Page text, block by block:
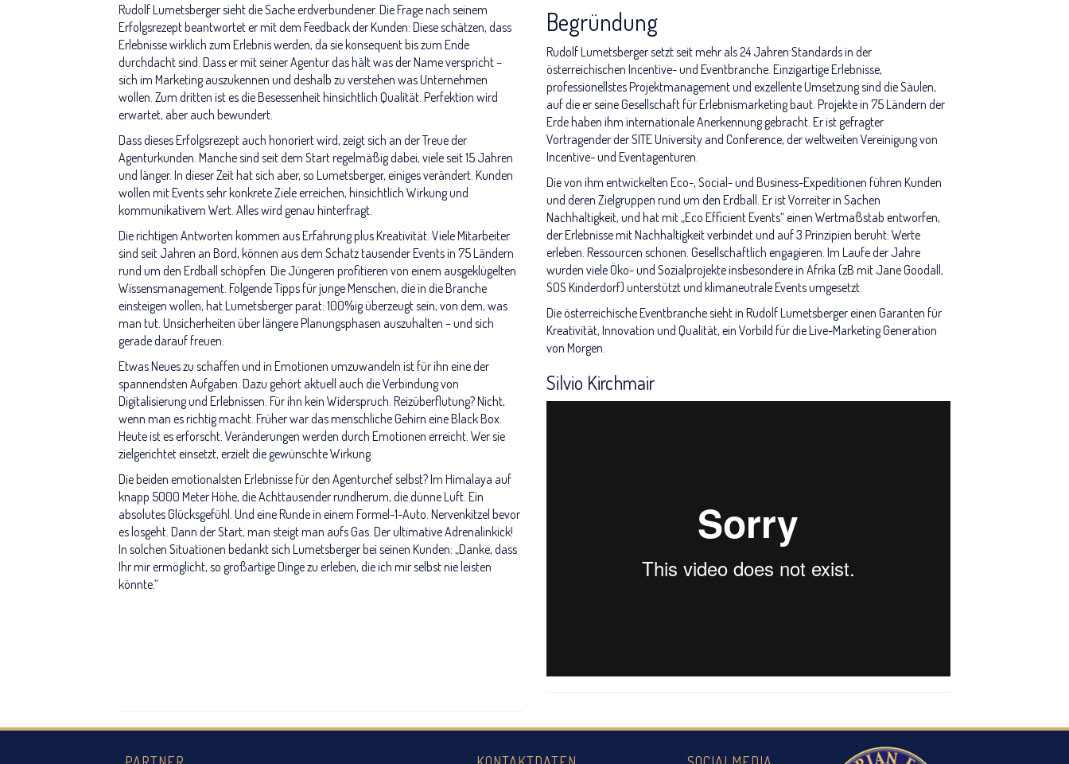
Rudolf Lumetsberger sieht die Sache erdverbundener. Die Frage nach seinem
Erfolgsrezept beantwortet er mit dem Feedback der Kunden: Diese schätzen, dass
Erlebnisse wirklich zum Erlebnis werden, da sie konsequent bis zum Ende
durchdacht sind. Dass er mit seiner Agentur das hält was der Name verspricht –
sich im Marketing auszukennen und deshalb zu verstehen was Unternehmen
wollen. Zum dritten ist es die Besessenheit hinsichtlich Qualität. Perfektion wird
erwartet, aber auch bewundert.
Dass dieses Erfolgsrezept auch honoriert wird, zeigt sich an der Treue der
Agenturkunden. Manche sind seit dem Start regelmäßig dabei, viele seit 15 Jahren
und länger. In dieser Zeit hat sich aber, so Lumetsberger, einiges verändert. Kunden
wollen mit Events sehr konkrete Ziele erreichen, hinsichtlich Wirkung und
kommunikativem Wert. Alles wird genau hinterfragt.
Die richtigen Antworten kommen aus Erfahrung plus Kreativität. Viele Mitarbeiter
sind seit Jahren an Bord, können aus dem Schatz tausender Events in 75 Ländern
rund um den Erdball schöpfen. Die Jüngeren profitieren von einem ausgeklügelten
Wissensmanagement. Folgende Tipps für junge Menschen, die in die Branche
einsteigen wollen, hat Lumetsberger parat: 100%ig überzeugt sein, von dem, was
man tut. Unsicherheiten über längere Planungsphasen auszuhalten – und sich
gerade darauf freuen.
Etwas Neues zu schaffen und in Emotionen umzuwandeln ist für ihn eine der
spannendsten Aufgaben. Dazu gehört aktuell auch die Verbindung von
Digitalisierung und Erlebnissen. Für ihn kein Widerspruch. Reizüberflutung? Nicht,
wenn man es richtig macht. Früher war das menschliche Gehirn eine Black Box.
Heute ist es erforscht. Veränderungen werden durch Emotionen erreicht. Wer sie
zielgerichtet einsetzt, erzielt die gewünschte Wirkung.
Die beiden emotionalsten Erlebnisse für den Agenturchef selbst? Im Himalaya auf
knapp 5000 Meter Höhe, die Achttausender rundherum, die dünne Luft. Ein
absolutes Glücksgefühl. Und eine Runde in einem Formel-1-Auto. Nervenkitzel bevor
es losgeht. Dann der Start, man steigt man aufs Gas. Der ultimative Adrenalinkick!
In solchen Situationen bedankt sich Lumetsberger bei seinen Kunden: „Danke, dass
Ihr mir ermöglicht, so großartige Dinge zu erleben, die ich mir selbst nie leisten
könnte.“
Begründung
Rudolf Lumetsberger setzt seit mehr als 24 Jahren Standards in der
österreichischen Incentive- und Eventbranche. Einzigartige Erlebnisse,
professionellstes Projektmanagement und exzellente Umsetzung sind die Säulen,
auf die er seine Gesellschaft für Erlebnismarketing baut. Projekte in 75 Ländern der
Erde haben ihm internationale Anerkennung gebracht. Er ist gefragter
Vortragender der SITE University and Conference, der weltweiten Vereinigung von
Incentive- und Eventagenturen.
Die von ihm entwickelten Eco-, Social- und Business-Expeditionen führen Kunden
und deren Zielgruppen rund um den Erdball. Er ist Vorreiter in Sachen
Nachhaltigkeit, und hat mit „Eco Efficient Events“ einen Wertmaßstab entworfen,
der Erlebnisse mit Nachhaltigkeit verbindet und auf 3 Prinzipien beruht: Werte
erleben. Ressourcen schonen. Gesellschaftlich engagieren. Im Laufe der Jahre
wurden viele Öko- und Sozialprojekte insbesondere in Afrika (zB mit Jane Goodall,
SOS Kinderdorf) unterstützt und klimaneutrale Events umgesetzt.
Die österreichische Eventbranche sieht in Rudolf Lumetsberger einen Garanten für
Kreativität, Innovation und Qualität, ein Vorbild für die Live-Marketing Generation
von Morgen.
Silvio Kirchmair